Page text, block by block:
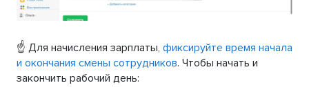
☝️ Для начисления зарплаты, фиксируйте время начала
и окончания смены сотрудников. Чтобы начать и
закончить рабочий день: